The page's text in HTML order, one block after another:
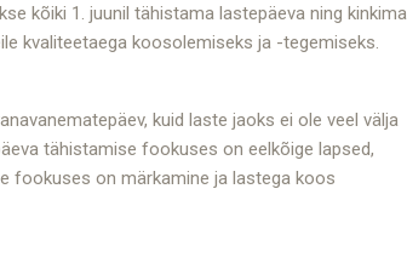
kõiki 1. juunil tähistama lastepäeva ning kinkima
kvaliteetaega koosolemiseks ja -tegemiseks.
kuid laste jaoks ei ole veel välja
tähistamise fookuses on eelkõige lapsed,
fookuses on märkamine ja lastega koos